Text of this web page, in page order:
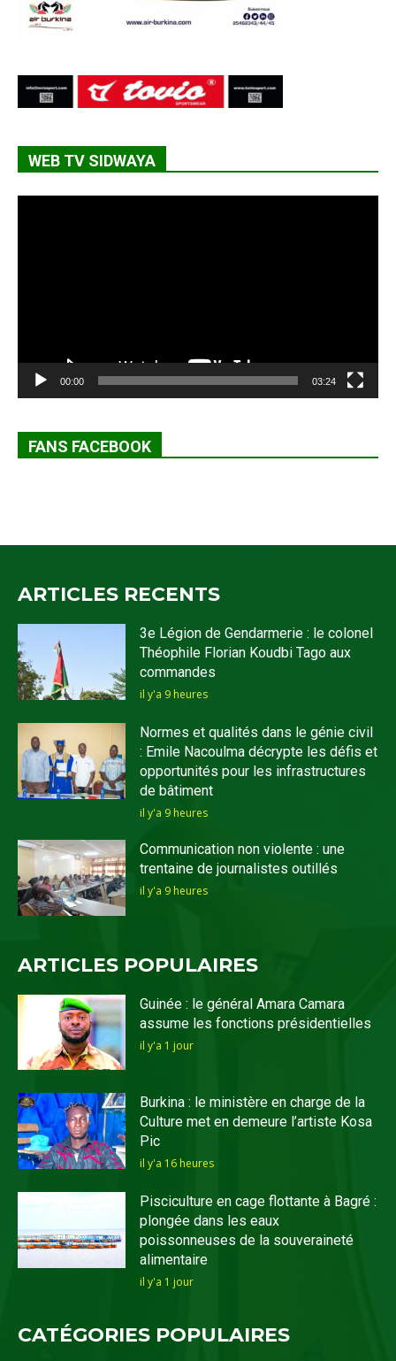
WEB TV SIDWAYA
00:00 03:24
FANS FACEBOOK
ARTICLES RECENTS
3e Légion de Gendarmerie : le colonel
Théophile Florian Koudbi Tago aux
commandes
il y'a 9 heures
Normes et qualités dans le génie civil
: Emile Nacoulma décrypte les défis et
opportunités pour les infrastructures
de bâtiment
il y'a 9 heures
Communication non violente : une
trentaine de journalistes outillés
il y'a 9 heures
ARTICLES POPULAIRES
Guinée : le général Amara Camara
assume les fonctions présidentielles
il y'a 1 jour
Burkina : le ministère en charge de la
Culture met en demeure l’artiste Kosa
Pic
il y'a 16 heures
Pisciculture en cage flottante à Bagré :
plongée dans les eaux
poissonneuses de la souveraineté
alimentaire
il y'a 1 jour
CATÉGORIES POPULAIRES